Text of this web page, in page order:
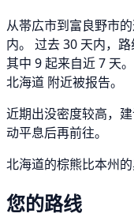
从帯広市到富良野市
内。 过去 30 天内，
其中 9 起来自近 7 天
北海道 附近被报告。
近期出没密度较高，
动平息后再前往。
北海道的棕熊比本州
您的路线